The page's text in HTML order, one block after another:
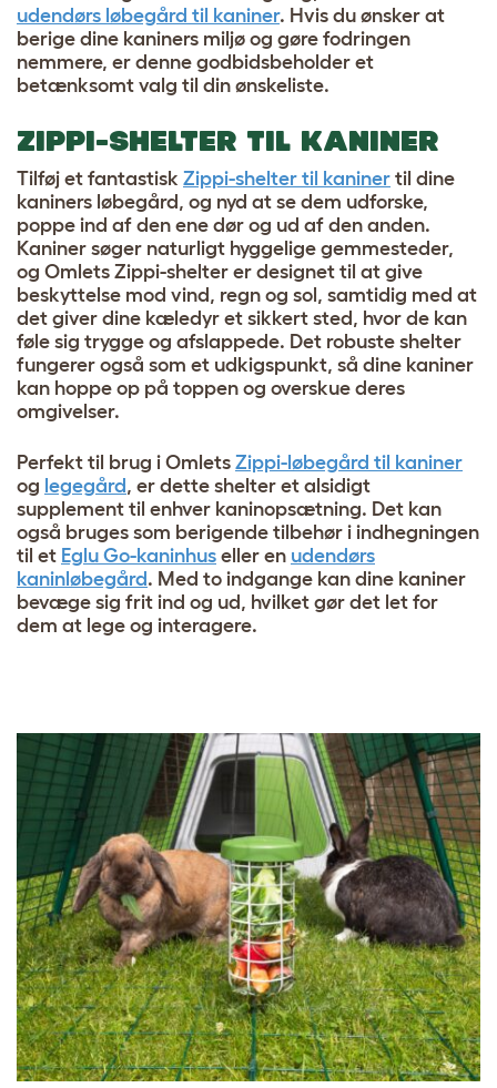
udendørs løbegård til kaniner. Hvis du ønsker at
berige dine kaniners miljø og gøre fodringen
nemmere, er denne godbidsbeholder et
betænksomt valg til din ønskeliste.
ZIPPI-SHELTER TIL KANINER
Tilføj et fantastisk Zippi-shelter til kaniner til dine
kaniners løbegård, og nyd at se dem udforske,
poppe ind af den ene dør og ud af den anden.
Kaniner søger naturligt hyggelige gemmesteder,
og Omlets Zippi-shelter er designet til at give
beskyttelse mod vind, regn og sol, samtidig med at
det giver dine kæledyr et sikkert sted, hvor de kan
føle sig trygge og afslappede. Det robuste shelter
fungerer også som et udkigspunkt, så dine kaniner
kan hoppe op på toppen og overskue deres
omgivelser.
Perfekt til brug i Omlets Zippi-løbegård til kaniner
og legegård, er dette shelter et alsidigt
supplement til enhver kaninopsætning. Det kan
også bruges som berigende tilbehør i indhegningen
til et Eglu Go-kaninhus eller en udendørs
kaninløbegård. Med to indgange kan dine kaniner
bevæge sig frit ind og ud, hvilket gør det let for
dem at lege og interagere.